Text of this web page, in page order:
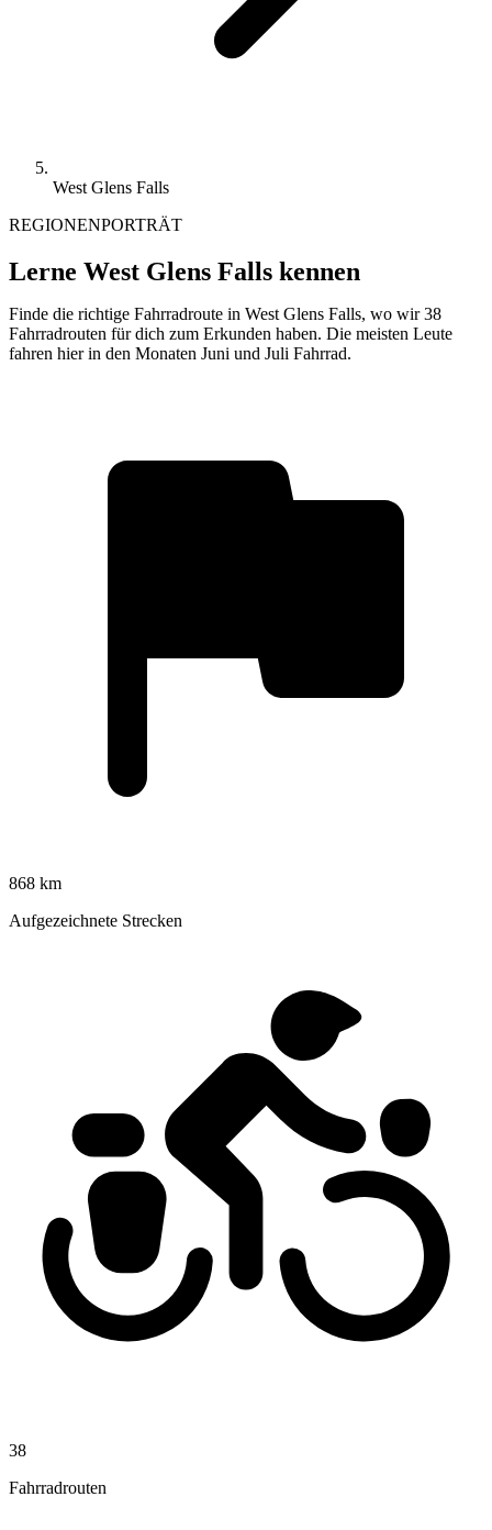
West Glens Falls
REGIONENPORTRÄT
Lerne West Glens Falls kennen
Finde die richtige Fahrradroute in West Glens Falls, wo wir 38
Fahrradrouten für dich zum Erkunden haben. Die meisten Leute
fahren hier in den Monaten Juni und Juli Fahrrad.
868 km
Aufgezeichnete Strecken
38
Fahrradrouten